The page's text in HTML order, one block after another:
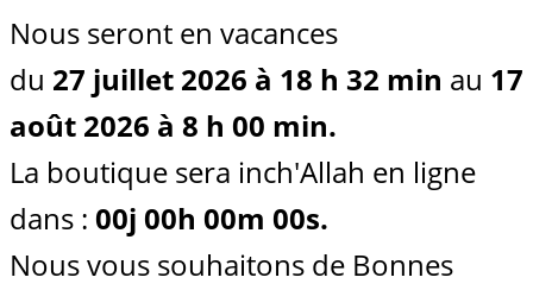
Nous seront en vacances
du 27 juillet 2026 à 18 h 32 min au 17
août 2026 à 8 h 00 min.
La boutique sera inch'Allah en ligne
dans : 00j 00h 00m 00s.
Nous vous souhaitons de Bonnes